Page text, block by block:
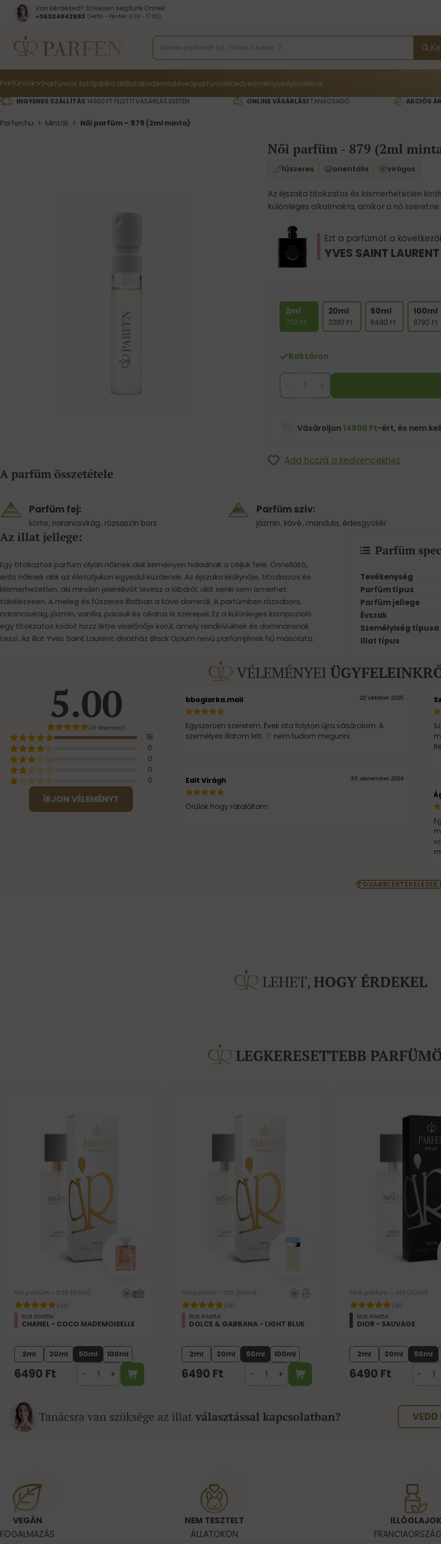
Van kérdésed? Szívesen segítünk Önnek
+36304842983 (Hétfő - Péntek: 9:00 - 17:00)
Parfümök Parfümök listájaMintákIllatakadémiaMosóparfümökKedvezményekAjándékok
INGYENES SZÁLLÍTÁS 14900 FT FELETTI VÁSÁRLÁS ESETÉN ONLINE VÁSÁRLÁSI TANÁCSADÓ AKCIÓS
Parfen.hu > Minták > Női parfüm – 879 (2ml minta)
Női parfüm - 879 (2ml
fűszeres orientális virágos
Az éjszaka titokzatos és kiismerhetetlen
különleges alkalmakra, amikor a nő
Ezt a parfümöt a
YVES SAINT
2ml
700 Ft
20ml
3390 Ft
50ml
6490 Ft
100ml
9790 Ft
Raktáron
Vásároljon 14900 Ft-ért, és nem
Add hozzá a kedvencekhez
A parfüm összetétele
Parfüm fej:
körte, narancsvirág, rózsaszín bors
Parfüm szív:
jázmin, kávé, mandula, édesgyökér
Az illat jellege:
Egy titokaztos parfüm olyan nőknek akik keményen haladnak a céljuk felé. Önnellátó,
erős nőknek akik az életútjukon egyedül küzdenek. Az éjszaka királynője, titozkazos és
kiismerhetetlen, aki minden jelenlévőt levesz a lábáról, akit senki sem ismerhet
tökéletesen. A meleg és fűszeres illatban a kávé dominál. A parfümben rózsabors,
narancsvirág, jázmin, vanília, pacsuli és cédrus is szerepel. Ez a különleges kompozíció
egy titokzatos ködöt hozz létre viselőnője körül, amely rendkívülinek és dominánsnak
teszi. Az illat Yves Saint Laurent divatház Black Opium nevű parfümjének hű másolata.
Parfüm
Tevékenység
Parfüm típus
Parfüm jellege
Évszak
Személyiség típusa
Illat típus
VÉLEMÉNYEI
5.00
(18 Vélemény)
18
0
0
0
0
ÍRJON VÉLEMÉNYT
bboglarka.mail 22. október 2025
Egyszerűen szeretem. Évek óta folyton újra vásárolom. A
személyes illatom lett. ♡ nem tudom megunni.
Edit Virágh 30. december 2024
Örülök hogy rátaláltam
TOVÁBBI ÉRTÉKELÉSEK
LEHET, HOGY ÉRDEKEL
LEGKERESETTEBB
Női parfüm – 539 (50ml)
(34)
Illat ihlette:
CHANEL - COCO MADEMOISELLE
2ml 20ml 50ml 100ml
6490 Ft
Női parfüm – 501 (50ml)
(19)
Illat ihlette:
DOLCE & GABBANA - LIGHT BLUE
2ml 20ml 50ml 100ml
6490 Ft
Férfi parfüm – 401 (50ml)
(18)
Illat ihlette:
DIOR - SAUVAGE
2ml 20ml 50ml
6490 Ft
Tanácsra van szüksége az illatválasztással kapcsolatban?
VEGÁN
FOGALMAZÁS
NEM TESZTELT
ÁLLATOKON
ILLÓOLAJOK